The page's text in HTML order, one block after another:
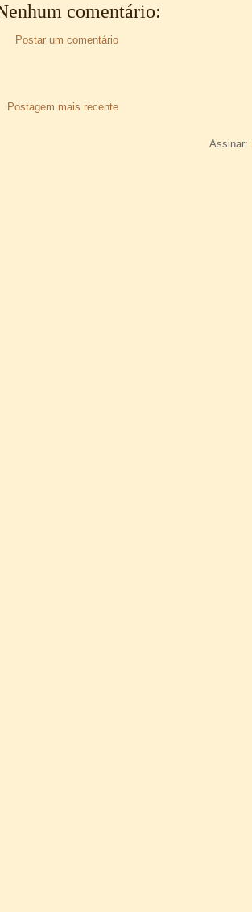
comentário:
Postar um comentário
Postagem mais recente
Assinar: